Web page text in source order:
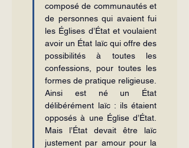
composé de communautés et
de personnes qui avaient fui
les Églises d’État et voulaient
avoir un État laïc qui offre des
possibilités à toutes les
confessions, pour toutes les
formes de pratique religieuse.
Ainsi est né un État
délibérément laïc : ils étaient
opposés à une Église d’État.
Mais l’État devait être laïc
justement par amour pour la